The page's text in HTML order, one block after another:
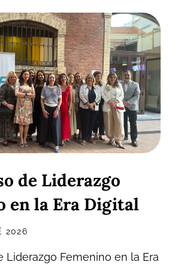
de Liderazgo
en la Era Digital
2026
Liderazgo Femenino en la Era